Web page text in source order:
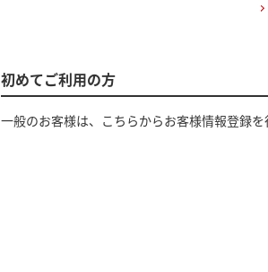
初めてご利用の方
一般のお客様は、こちらからお客様情報登録